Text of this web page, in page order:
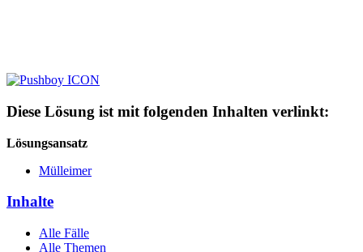
Diese Lösung ist mit folgenden Inhalten verlinkt:
Lösungsansatz
Mülleimer
Inhalte
Alle Fälle
Alle Themen